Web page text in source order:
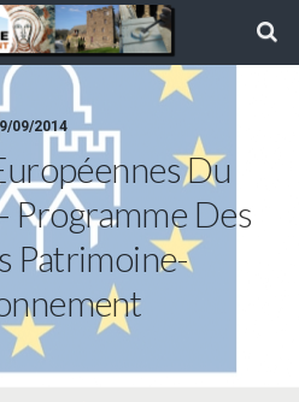
09/2014
Du
Programme Des
Patrimoine-